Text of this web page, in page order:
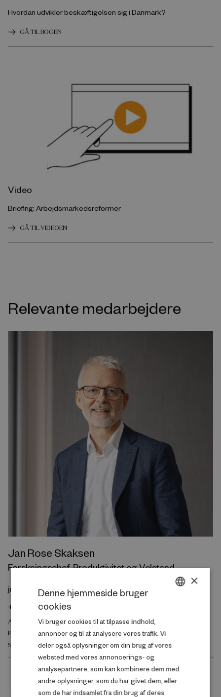
Hvordan udvikler beskæftigelsen sig i Danmark?
GÅ TIL BOGEN
Video
Briefing: Arbejdsmarkedsreformer
GÅ TIL VIDEOEN
Relevante medarbejdere
Jan Rose Skaksen
Forskningschef, Produktivitet og Velstand
jrs@rff.dk
+45 29 24 64 19
ARBEJDSMARKED OG BESKÆFTIGELSE
PRODUKTIVITET OG VELSTAND
SKOLE OG UDDANNELSE
×
Denne hjemmeside bruger
cookies
Vi bruger cookies til at tilpasse indhold,
annoncer og til at analysere vores trafik. Vi
deler også oplysninger om din brug af vores
websted med vores annoncerings- og
analysepartnere, som kan kombinere dem med
andre oplysninger, som du har givet dem, eller
som de har indsamlet fra din brug af deres